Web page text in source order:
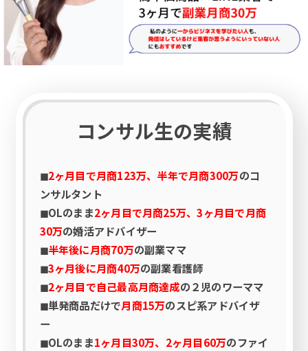
コンサル生の実績
◼︎2ヶ月目で月商123万、半年で月商300万のコ
ンサルタント
◼︎OLのまま2ヶ月目で月商25万、3ヶ月目で月商
30万の婚活アドバイザー
◼︎半年後に月商70万の副業ママ
◼︎3ヶ月後に月商40万の副業看護師
◼︎2ヶ月目で自己最高月商達成の２児のワーママ
◼︎単発商品だけで月商15万のスピ系アドバイザ
ー
◼︎OLのまま1ヶ月目30万、2ヶ月目60万のファイ